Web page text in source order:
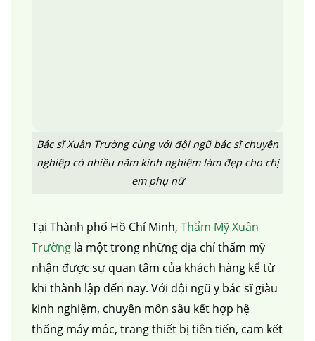
Bác sĩ Xuân Trường cùng với đội ngũ bác sĩ chuyên
nghiệp có nhiều năm kinh nghiệm làm đẹp cho chị
em phụ nữ
Tại Thành phố Hồ Chí Minh, Thẩm Mỹ Xuân
Trường là một trong những địa chỉ thẩm mỹ
nhận được sự quan tâm của khách hàng kể từ
khi thành lập đến nay. Với đội ngũ y bác sĩ giàu
kinh nghiệm, chuyên môn sâu kết hợp hệ
thống máy móc, trang thiết bị tiên tiến, cam kết